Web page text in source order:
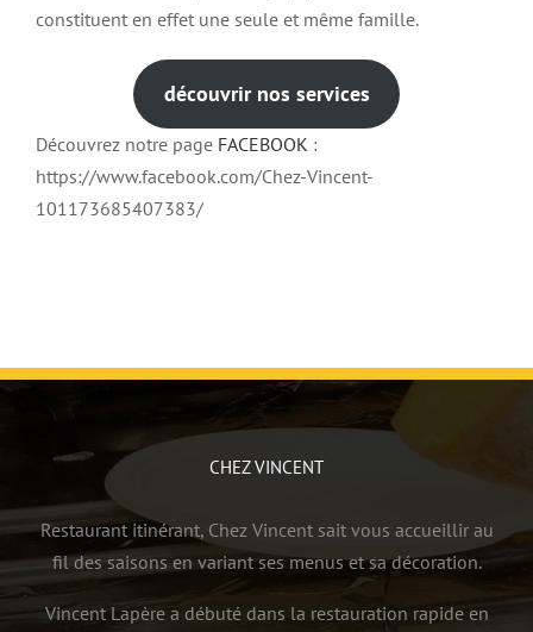
constituent en effet une seule et même famille.
découvrir nos services
Découvrez notre page FACEBOOK :
https://www.facebook.com/Chez-Vincent-
101173685407383/
CHEZ VINCENT
Restaurant itinérant, Chez Vincent sait vous accueillir au
fil des saisons en variant ses menus et sa décoration.
Vincent Lapère a débuté dans la restauration rapide en